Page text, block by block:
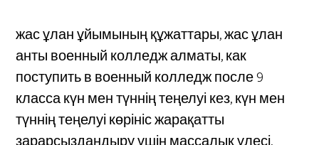
жас ұлан ұйымының құжаттары, жас ұлан
анты военный колледж алматы, как
поступить в военный колледж после 9
класса күн мен түннің теңелуі кез, күн мен
түннің теңелуі көрініс жарақатты